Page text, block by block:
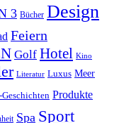
3 Bücher Design
Feiern
Golf Hotel Kino
Literatur Luxus Meer
Geschichten Produkte
Spa Sport